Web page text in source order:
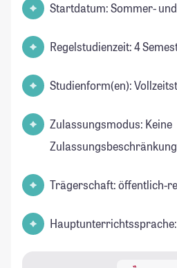
Startdatum: Sommer-
Regelstudienzeit: 4
Studienform(en):
Zulassungsmodus: Keine
Trägerschaft: öffentlich-